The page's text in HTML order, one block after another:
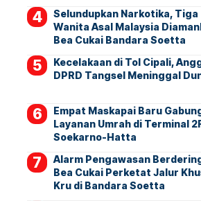
Selundupkan Narkotika, Tiga
Wanita Asal Malaysia
Bea Cukai Bandara Soetta
Kecelakaan di Tol Cipali,
DPRD Tangsel Meninggal
Empat Maskapai Baru
Layanan Umrah di Terminal
Soekarno-Hatta
Alarm Pengawasan
Bea Cukai Perketat Jalur
Kru di Bandara Soetta